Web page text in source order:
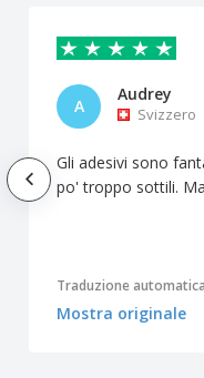
A
Audrey
Svizzero
Gli adesivi sono
po' troppo sottili.
Traduzione automatica
Mostra originale